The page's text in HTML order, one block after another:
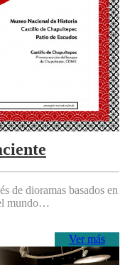
de dioramas basados en
mundo…
Ver más